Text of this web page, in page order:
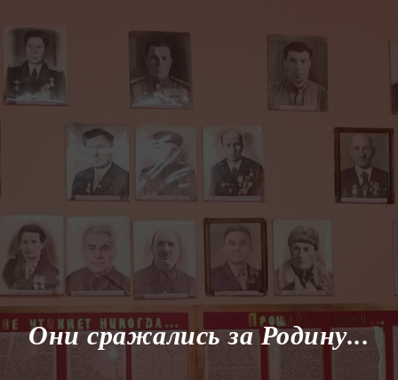
Они сражались за Родину...